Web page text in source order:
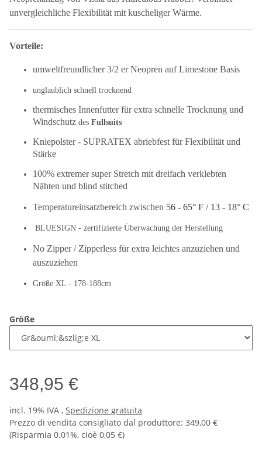
unvergleichliche Flexibilität mit kuscheliger Wärme.
Vorteile:
umweltfreundlicher 3/2 er Neopren auf Limestone Basis
unglaublich schnell trocknend
thermisches Innenfutter für extra schnelle Trocknung und
Windschutz des Fullsuits
Kniepolster - SUPRATEX abriebfest für Flexibilität und
Stärke
100% extremer super Stretch mit dreifach verklebten
Nähten und blind stitched
Temperatureinsatzbereich zwischen 56 - 65° F / 13 - 18° C
BLUESIGN - zertifizierte Überwachung der Herstellung
No Zipper / Zipperless für extra leichtes anzuziehen und
auszuziehen
Größe XL - 178-188cm
Größe
348,95 €
incl. 19% IVA , Spedizione gratuita
Prezzo di vendita consigliato dal produttore: 349,00 €
(Risparmia 0.01%, cioè 0,05 €)